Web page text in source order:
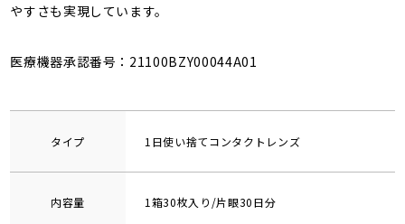
やすさも実現しています。
医療機器承認番号：21100BZY00044A01
タイプ 1日使い捨てコンタクトレンズ
内容量 1箱30枚入り/片眼30日分